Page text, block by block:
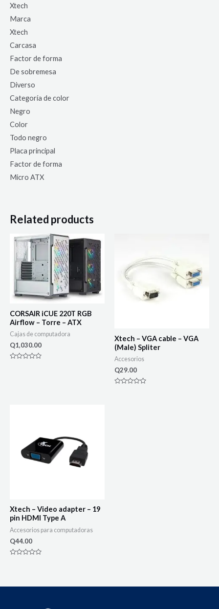
Xtech
Marca
Xtech
Carcasa
Factor de forma
De sobremesa
Diverso
Categoría de color
Negro
Color
Todo negro
Placa principal
Factor de forma
Micro ATX
Related products
CORSAIR iCUE 220T RGB
Airflow – Torre – ATX
Cajas de computadora
Q1,030.00
Xtech – VGA cable – VGA
(Male) Spliter
Accesorios
Q29.00
Xtech – Video adapter – 19
pin HDMI Type A
Accesorios para computadoras
Q44.00